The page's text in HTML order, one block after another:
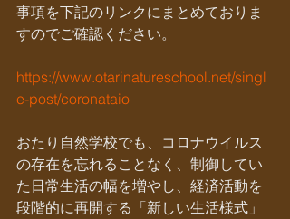
事項を下記のリンクにまとめておりま
すのでご確認ください。
https://www.otarinatureschool.net/singl
e-post/coronataio
おたり自然学校でも、コロナウイルス
の存在を忘れることなく、制御してい
た日常生活の幅を増やし、経済活動を
段階的に再開する「新しい生活様式」